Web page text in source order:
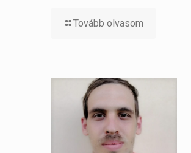
Tovább olvasom